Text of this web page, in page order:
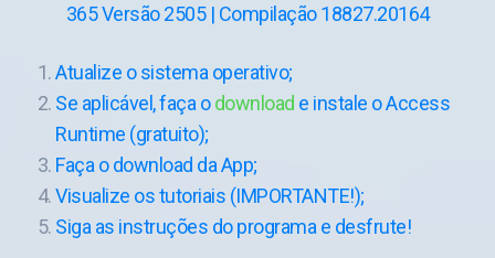
365Versão 2505 | Compilação 18827.20164
Atualize o sistema operativo;
Se aplicável, faça odownload e instale o Access
Runtime (gratuito);
Faça o download da App;
Visualize os tutoriais (IMPORTANTE!);
Siga as instruções do programa e desfrute!